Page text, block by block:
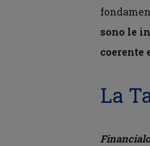
sono le
coerente
La